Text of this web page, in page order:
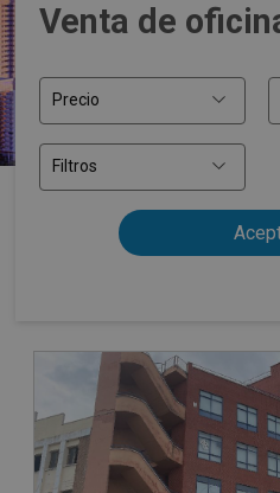
Venta de
Precio
Filtros